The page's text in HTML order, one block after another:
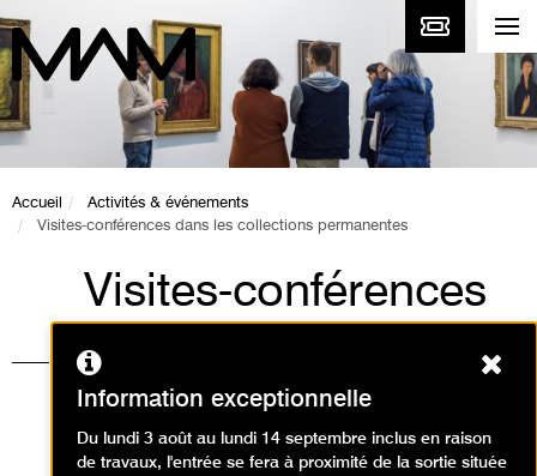
Accueil
Activités & événements
Visites-conférences dans les collections permanentes
Visites-conférences
dans les collections
permanentes
Visites / Visite conférence
Information exceptionnelle
Du lundi 3 août au lundi 14 septembre inclus en raison
de travaux, l'entrée se fera à proximité de la sortie située